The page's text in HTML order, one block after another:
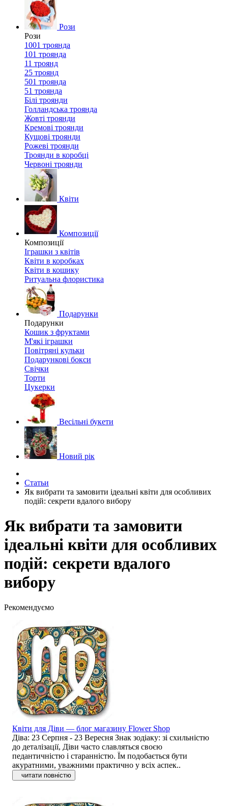
Рози
Рози
1001 троянда
101 троянда
11 троянд
25 троянд
501 троянда
51 троянда
Білі троянди
Голландська троянда
Жовті троянди
Кремові троянди
Кущові троянди
Рожеві троянди
Троянди в коробці
Червоні троянди
Квіти
Композиції
Композиції
Іграшки з квітів
Квіти в коробках
Квіти в кошику
Ритуальна флористика
Подарунки
Подарунки
Кошик з фруктами
М'які іграшки
Повітряні кульки
Подарункові бокси
Свічки
Торти
Цукерки
Весільні букети
Новий рік
Статьи
Як вибрати та замовити ідеальні квіти для особливих
подій: секрети вдалого вибору
Як вибрати та замовити
ідеальні квіти для особливих
подій: секрети вдалого
вибору
Рекомендуємо
Квіти для Діви — блог магазину Flower Shop
Діва: 23 Серпня - 23 Вересня Знак зодіаку: зі схильністю
до деталізації, Діви часто славляться своєю
педантичністю і старанністю. Їм подобається бути
акуратними, уважними практично у всіх аспек..
читати повністю